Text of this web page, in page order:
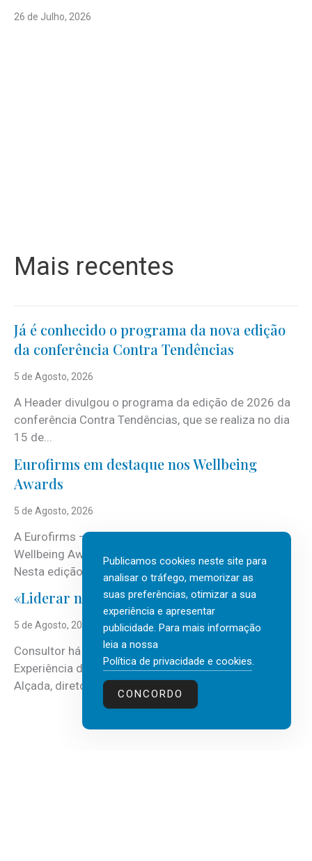
26 de Julho, 2026
Mais recentes
Já é conhecido o programa da nova edição
da conferência Contra Tendências
5 de Agosto, 2026
A Header divulgou o programa da edição de 2026 da
conferência Contra Tendências, que se realiza no dia
15 de...
Eurofirms em destaque nos Wellbeing
Awards
5 de Agosto, 2026
A Eurofirms – People first está de regresso aos
Wellbeing Awards, integrando o Top Wellbeing 2026.
Nesta edição, a multinacional...
«Liderar não é um talento místico.»
5 de Agosto, 2026
Consultor há mais de três décadas nas áreas de
Experiência do Cliente, Vendas e Liderança, Manuel
Alçada, diretor executivo da...
Publicamos cookies neste site para
analisar o tráfego, memorizar as
suas preferências, otimizar a sua
experiência e apresentar
publicidade. Para mais informação
leia a nossa
Política de privacidade e cookies.
CONCORDO